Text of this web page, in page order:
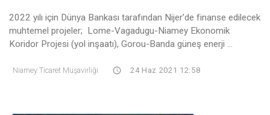
2022 yılı için Dünya Bankası tarafından Nijer'de finanse edilecek
muhtemel projeler; Lome-Vagadugu-Niamey Ekonomik
Koridor Projesi (yol inşaatı), Gorou-Banda güneş enerji ...
Niamey Ticaret Müşavirliği 24 Haz 2021 12:58